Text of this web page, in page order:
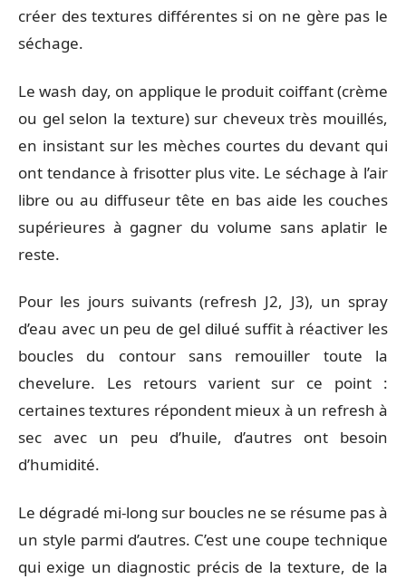
créer des textures différentes si on ne gère pas le
séchage.
Le wash day, on applique le produit coiffant (crème
ou gel selon la texture) sur cheveux très mouillés,
en insistant sur les mèches courtes du devant qui
ont tendance à frisotter plus vite. Le séchage à l’air
libre ou au diffuseur tête en bas aide les couches
supérieures à gagner du volume sans aplatir le
reste.
Pour les jours suivants (refresh J2, J3), un spray
d’eau avec un peu de gel dilué suffit à réactiver les
boucles du contour sans remouiller toute la
chevelure. Les retours varient sur ce point :
certaines textures répondent mieux à un refresh à
sec avec un peu d’huile, d’autres ont besoin
d’humidité.
Le dégradé mi-long sur boucles ne se résume pas à
un style parmi d’autres. C’est une coupe technique
qui exige un diagnostic précis de la texture, de la